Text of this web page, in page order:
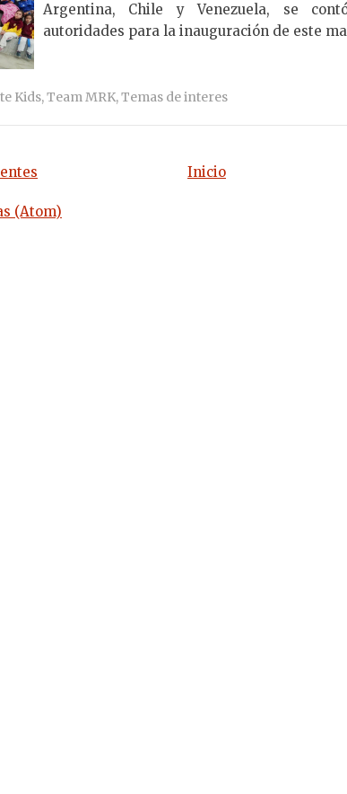
Argentina, Chile y Venezuela, se
autoridades para la inauguración de este
Kids,Team MRK,Temas de interes
Inicio
(Atom)